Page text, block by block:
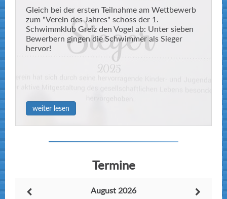
1:19,60 Minute
150m
2:13,19 Minuten
Wettkampf 219 - 100m Rücken männlich
4. Platz in 1:19,07 Minute
38,66 Sekunden
Wettkampf 221 - 100m Schmetterling männlich
Zwischenzeiten:
Gleich bei der ersten Teilnahme am Wettbewerb
zum "Verein des Jahres" schoss der 1.
Schwimmklub Greiz den Vogel ab: Unter sieben
Bewerbern gingen die Schwimmer als Sieger
hervor!
weiter lesen
Termine
August 2026